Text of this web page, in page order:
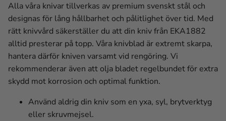
Alla våra knivar tillverkas av premium svenskt stål och
designas för lång hållbarhet och pålitlighet över tid. Med
rätt knivvård säkerställer du att din kniv från EKA1882
alltid presterar på topp. Våra knivblad är extremt skarpa,
hantera därför kniven varsamt vid rengöring. Vi
rekommenderar även att olja bladet regelbundet för extra
skydd mot korrosion och optimal funktion.
Använd aldrig din kniv som en yxa, syl, brytverktyg
eller skruvmejsel.